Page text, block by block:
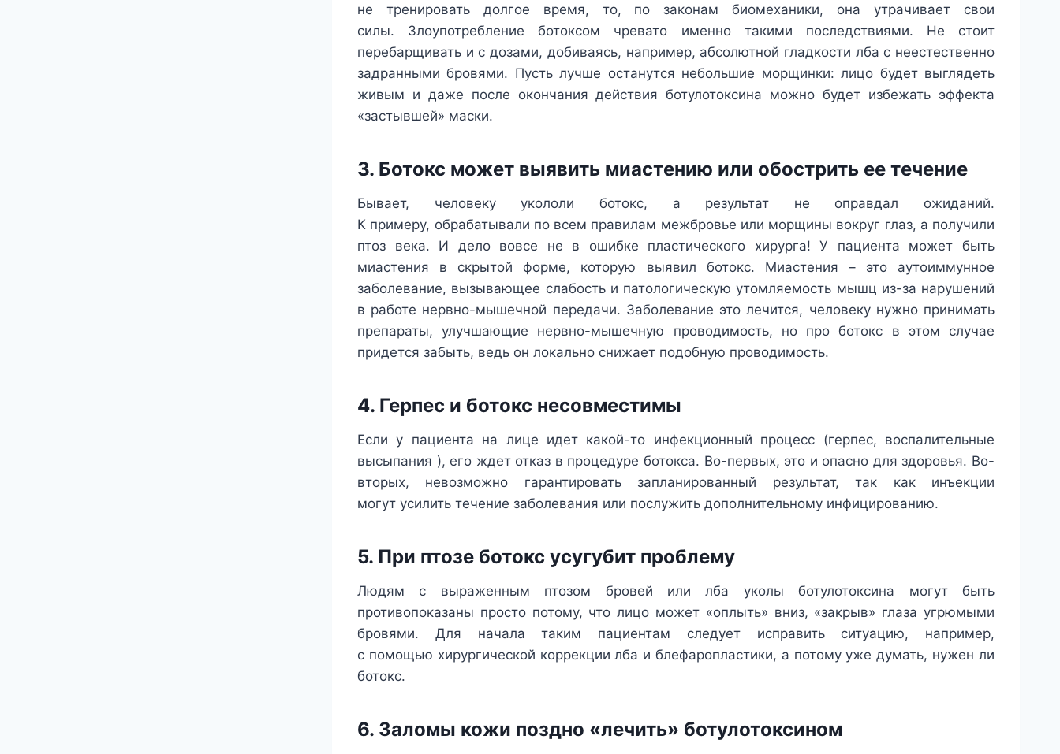
не тренировать долгое время, то, по законам биомеханики, она утрачивает свои
силы. Злоупотребление ботоксом чревато именно такими последствиями. Не стоит
перебарщивать и с дозами, добиваясь, например, абсолютной гладкости лба с неестественно
задранными бровями. Пусть лучше останутся небольшие морщинки: лицо будет выглядеть
живым и даже после окончания действия ботулотоксина можно будет избежать эффекта
«застывшей» маски.
3. Ботокс может выявить миастению или обострить ее течение
Бывает, человеку укололи ботокс, а результат не оправдал ожиданий.
К примеру, обрабатывали по всем правилам межбровье или морщины вокруг глаз, а получили
птоз века. И дело вовсе не в ошибке пластического хирурга! У пациента может быть
миастения в скрытой форме, которую выявил ботокс. Миастения – это аутоиммунное
заболевание, вызывающее слабость и патологическую утомляемость мышц из-за нарушений
в работе нервно-мышечной передачи. Заболевание это лечится, человеку нужно принимать
препараты, улучшающие нервно-мышечную проводимость, но про ботокс в этом случае
придется забыть, ведь он локально снижает подобную проводимость.
4. Герпес и ботокс несовместимы
Если у пациента на лице идет какой-то инфекционный процесс (герпес, воспалительные
высыпания ), его ждет отказ в процедуре ботокса. Во-первых, это и опасно для здоровья. Во-
вторых, невозможно гарантировать запланированный результат, так как инъекции
могут усилить течение заболевания или послужить дополнительному инфицированию.
5. При птозе ботокс усугубит проблему
Людям с выраженным птозом бровей или лба уколы ботулотоксина могут быть
противопоказаны просто потому, что лицо может «оплыть» вниз, «закрыв» глаза угрюмыми
бровями. Для начала таким пациентам следует исправить ситуацию, например,
с помощью хирургической коррекции лба и блефаропластики, а потому уже думать, нужен ли
ботокс.
6. Заломы кожи поздно «лечить» ботулотоксином